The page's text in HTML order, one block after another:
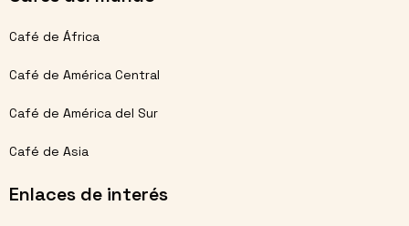
Café de África
Café de América Central
Café de América del Sur
Café de Asia
Enlaces de interés